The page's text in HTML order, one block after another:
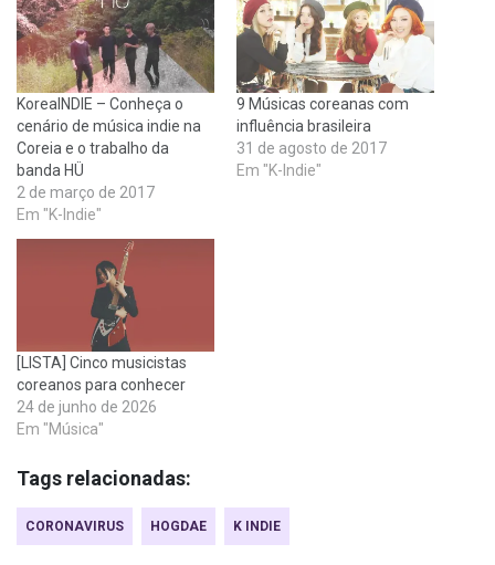
KoreaINDIE – Conheça o
cenário de música indie na
Coreia e o trabalho da
banda HÜ
2 de março de 2017
Em "K-Indie"
9 Músicas coreanas com
influência brasileira
31 de agosto de 2017
Em "K-Indie"
[LISTA] Cinco musicistas
coreanos para conhecer
24 de junho de 2026
Em "Música"
Tags relacionadas:
CORONAVIRUS HOGDAE K INDIE